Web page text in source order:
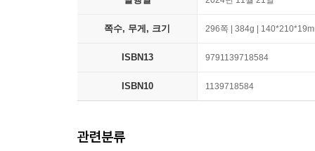
쪽수, 무게, 크기 296쪽 | 384g |
ISBN13 9791139718584
ISBN10 1139718584
관련분류